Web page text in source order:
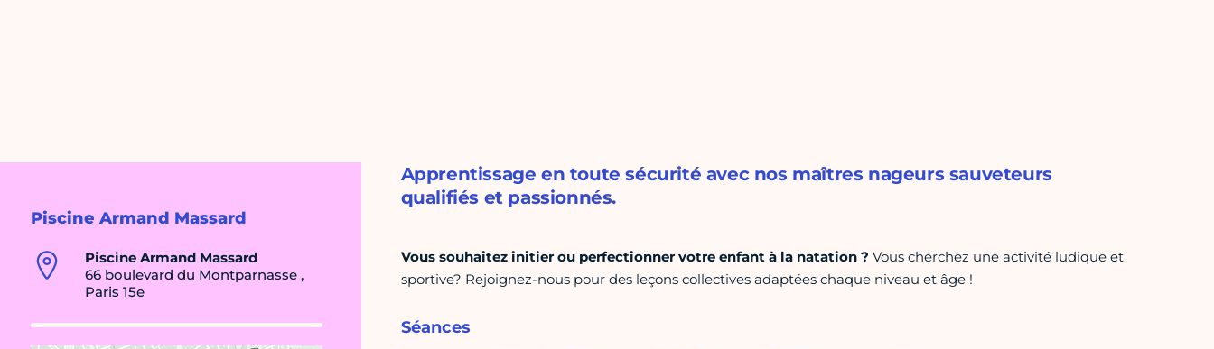
Piscine Armand Massard
Piscine Armand Massard
66 boulevard du Montparnasse ,
Paris 15e
Apprentissage en toute sécurité avec nos maîtres nageurs sauveteurs
qualifiés et passionnés.
Vous souhaitez initier ou perfectionner votre enfant à la natation ? Vous cherchez une activité ludique et
sportive? Rejoignez-nous pour des leçons collectives adaptées chaque niveau et âge !
Séances